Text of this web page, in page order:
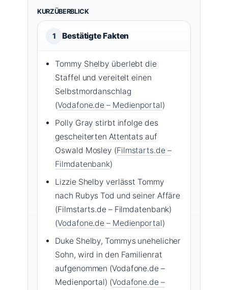
KURZÜBERBLICK
1 Bestätigte Fakten
Tommy Shelby überlebt die
Staffel und vereitelt einen
Selbstmordanschlag
(Vodafone.de – Medienportal)
Polly Gray stirbt infolge des
gescheiterten Attentats auf
Oswald Mosley (Filmstarts.de –
Filmdatenbank)
Lizzie Shelby verlässt Tommy
nach Rubys Tod und seiner Affäre
(Filmstarts.de – Filmdatenbank)
(Vodafone.de – Medienportal)
Duke Shelby, Tommys unehelicher
Sohn, wird in den Familienrat
aufgenommen (Vodafone.de –
Medienportal) (Vodafone.de –